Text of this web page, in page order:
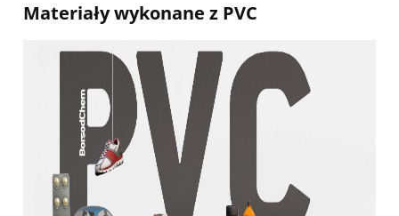
Materiały wykonane z PVC